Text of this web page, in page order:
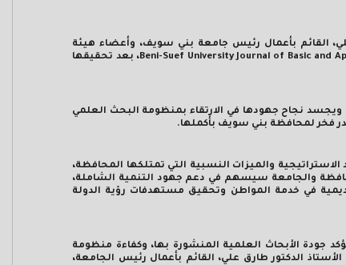
القائم بأعمال رئيس جامعة بني سويف، وأعضاء هيئة
Beni-Suef University Journal of Basic and، بعد تحقيقها
ويجسد نجاح جهودها في الارتقاء بمنظومة البحث العلمي
فخر لمحافظة بني سويف بأكملها.
والميزات النسبية التي تمتلكها المحافظة،
والجامعة سيسهم في دعم جهود التنمية الشاملة،
في خدمة المواطن وتحقيق مستهدفات رؤية الدولة
جودة الأبحاث العلمية المنشورة بها، وكفاءة منظومة
الدكتور طارق علي، القائم بأعمال رئيس الجامعة،